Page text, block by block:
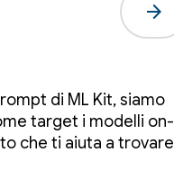
arrow_forward
di ML Kit, siamo
target i modelli on-
che ti aiuta a trovare